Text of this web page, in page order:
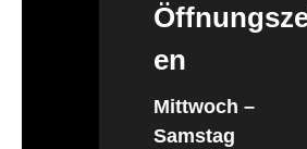
en
Mittwoch –
Samstag